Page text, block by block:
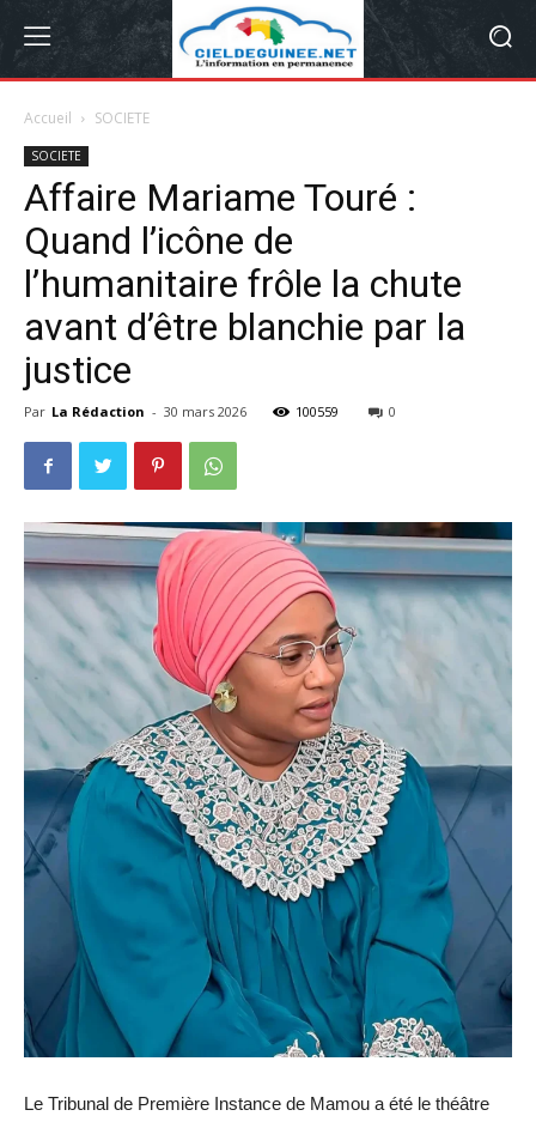
Accueil SOCIETE
SOCIETE
Affaire Mariame Touré :
Quand l’icône de
l’humanitaire frôle la chute
avant d’être blanchie par la
justice
Par La Rédaction - 30 mars 2026 100559 0
Le Tribunal de Première Instance de Mamou a été le théâtre